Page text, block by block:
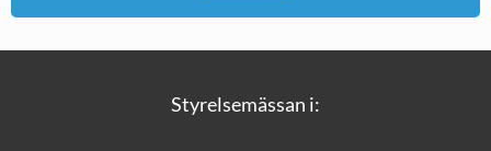
Styrelsemässan i: